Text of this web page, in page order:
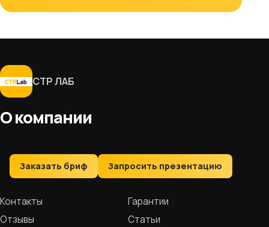
СТР ЛАБ
О компании
Заказать бриф Запросить презентацию
Контакты
Гарантии
Отзывы
Статьи